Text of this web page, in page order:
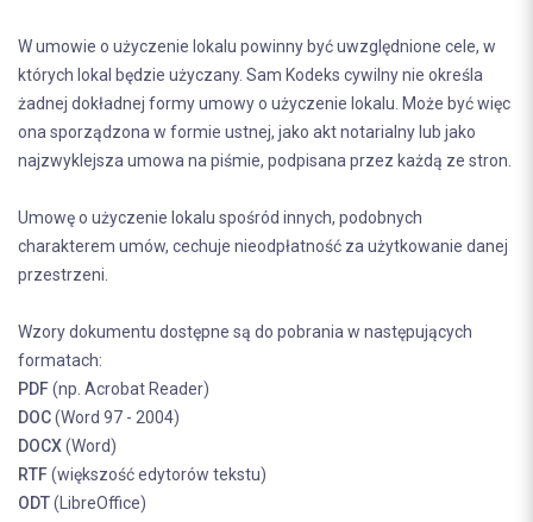
W umowie o użyczenie lokalu powinny być uwzględnione cele, w
których lokal będzie użyczany. Sam Kodeks cywilny nie określa
żadnej dokładnej formy umowy o użyczenie lokalu. Może być więc
ona sporządzona w formie ustnej, jako akt notarialny lub jako
najzwyklejsza umowa na piśmie, podpisana przez każdą ze stron.
Umowę o użyczenie lokalu spośród innych, podobnych
charakterem umów, cechuje nieodpłatność za użytkowanie danej
przestrzeni.
Wzory dokumentu dostępne są do pobrania w następujących
formatach:
PDF(np. Acrobat Reader)
DOC(Word 97 - 2004)
DOCX(Word)
RTF(większość edytorów tekstu)
ODT(LibreOffice)